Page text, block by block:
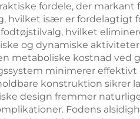
fordele, der
hvilket især er
hvilket
og dynamiske
metaboliske kostnad
minimerer
konstruktion sikrer
design fremmer
Fodens